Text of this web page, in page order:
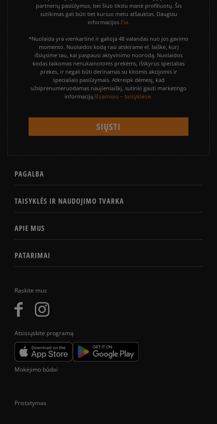
Raskite mus
Atsisiųskite programą
partnerių pasiūlymus, bei šiuo tikslu mane profiliuotų. Šis
sutikimas gali būti bet kuriuo metu atšauktas. Daugiau
informacijos čia.
*Nuolaida yra vienkartinė ir galioja 48 valandas nuo jos gavimo
momento. Nuolaidos kodą rasi atskirame el. laiške, kurį
išsiųsime tau, kai paspausi aktyvinimo nuorodą. Nuolaidos
kodas taikomas nenukainotoms prekėms, išskyrus specialias
prekes, ir negali būti derinamas su kitomis akcijomis ir
specialiais pasiūlymais. Atkreipk dėmesį, kad
užsiprenumeruodamas naujienlaiškį, sutinki gauti marketingo
informaciją.Išsamiau – taisyklėse.
PAGALBA
TAISYKLĖS IR NAUDOJIMO TVARKA
APIE MUS
PATARIMAI
Mokėjimo būdai
Pristatymas